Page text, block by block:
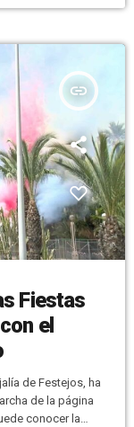
insert_link
Fiestas
el
de Festejos, ha
de la página
conocer la